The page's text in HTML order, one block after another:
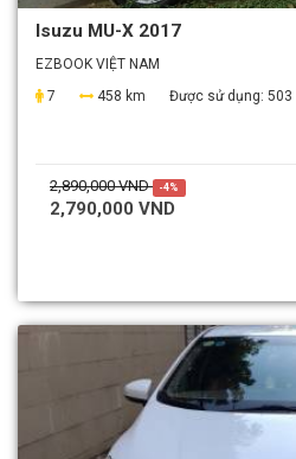
Isuzu MU-X 2017
EZBOOK VIỆT NAM
7
458 km Được sử dụng: 503
2,890,000 VND -4%
2,790,000 VND